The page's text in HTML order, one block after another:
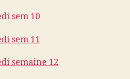
sem 10
sem 11
semaine 12